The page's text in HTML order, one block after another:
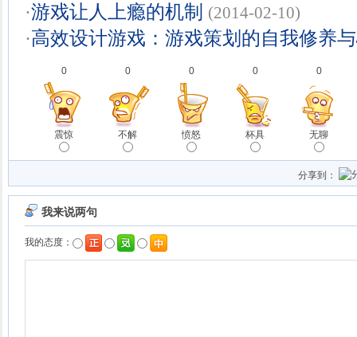
·游戏让人上瘾的机制 (2014-02-10)
·高效设计游戏：游戏策划的自我修养
0
震惊
0
不解
0
愤怒
0
杯具
0
无聊
分享到：